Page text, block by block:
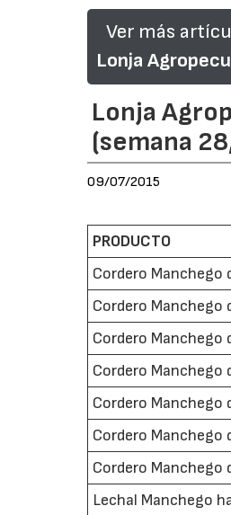
Ver más
Lonja
Lonja
(semana
09/07/2015
PRODUCTO
Cordero Manchego
Cordero Manchego
Cordero Manchego
Cordero Manchego
Cordero Manchego
Cordero Manchego
Cordero Manchego
Lechal Manchego